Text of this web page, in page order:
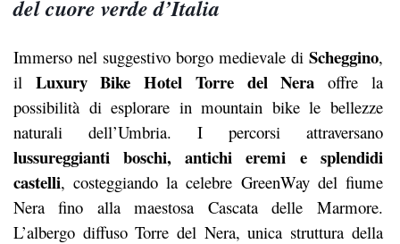
del cuore verde d’Italia
Immerso nel suggestivo borgo medievale di Scheggino,
il Luxury Bike Hotel Torre del Nera offre la
possibilità di esplorare in mountain bike le bellezze
naturali dell’Umbria. I percorsi attraversano
lussureggianti boschi, antichi eremi e splendidi
castelli, costeggiando la celebre GreenWay del fiume
Nera fino alla maestosa Cascata delle Marmore.
L’albergo diffuso Torre del Nera, unica struttura della